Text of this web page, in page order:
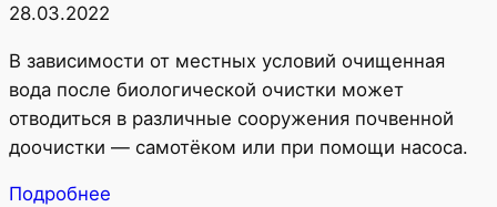
28.03.2022
В зависимости от местных условий очищенная
вода после биологической очистки может
отводиться в различные сооружения почвенной
доочистки — самотёком или при помощи насоса.
Подробнее